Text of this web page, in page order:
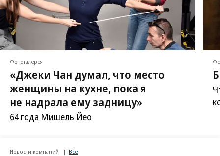
Фотогалерея
«Джеки Чан думал, что место
женщины на кухне, пока я
не надрала ему задницу»
64 года Мишель Йео
Новости компаний Все